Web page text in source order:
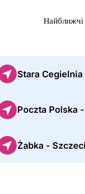
Stara Cegielnia
Poczta Polska
Żabka -